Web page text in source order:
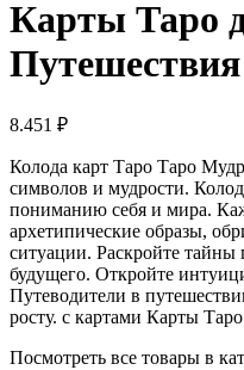
Карты Таро
Путешествия
8.451 ₽
Колода карт Таро Таро
символов и мудрости.
пониманию себя и мира.
архетипические образы,
ситуации. Раскройте
будущего. Откройте
Путеводители в
росту. с картами Карты
Посмотреть все товары в